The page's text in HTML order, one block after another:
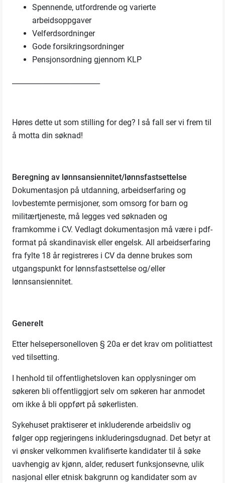
Spennende, utfordrende og varierte
arbeidsoppgaver
Velferdsordninger
Gode forsikringsordninger
Pensjonsordning gjennom KLP
Høres dette ut som stilling for deg? I så fall ser vi frem til
å motta din søknad!
Beregning av lønnsansiennitet/lønnsfastsettelse
Dokumentasjon på utdanning, arbeidserfaring og
lovbestemte permisjoner, som omsorg for barn og
militærtjeneste, må legges ved søknaden og
framkomme i CV. Vedlagt dokumentasjon må være i pdf-
format på skandinavisk eller engelsk. All arbeidserfaring
fra fylte 18 år registreres i CV da denne brukes som
utgangspunkt for lønnsfastsettelse og/eller
lønnsansiennitet.
Generelt
Etter helsepersonelloven § 20a er det krav om politiattest
ved tilsetting.
I henhold til offentlighetsloven kan opplysninger om
søkeren bli offentliggjort selv om søkeren har anmodet
om ikke å bli oppført på søkerlisten.
Sykehuset praktiserer et inkluderende arbeidsliv og
følger opp regjeringens inkluderingsdugnad. Det betyr at
vi ønsker velkommen kvalifiserte kandidater til å søke
uavhengig av kjønn, alder, redusert funksjonsevne, ulik
nasjonal eller etnisk bakgrunn og kandidater som av